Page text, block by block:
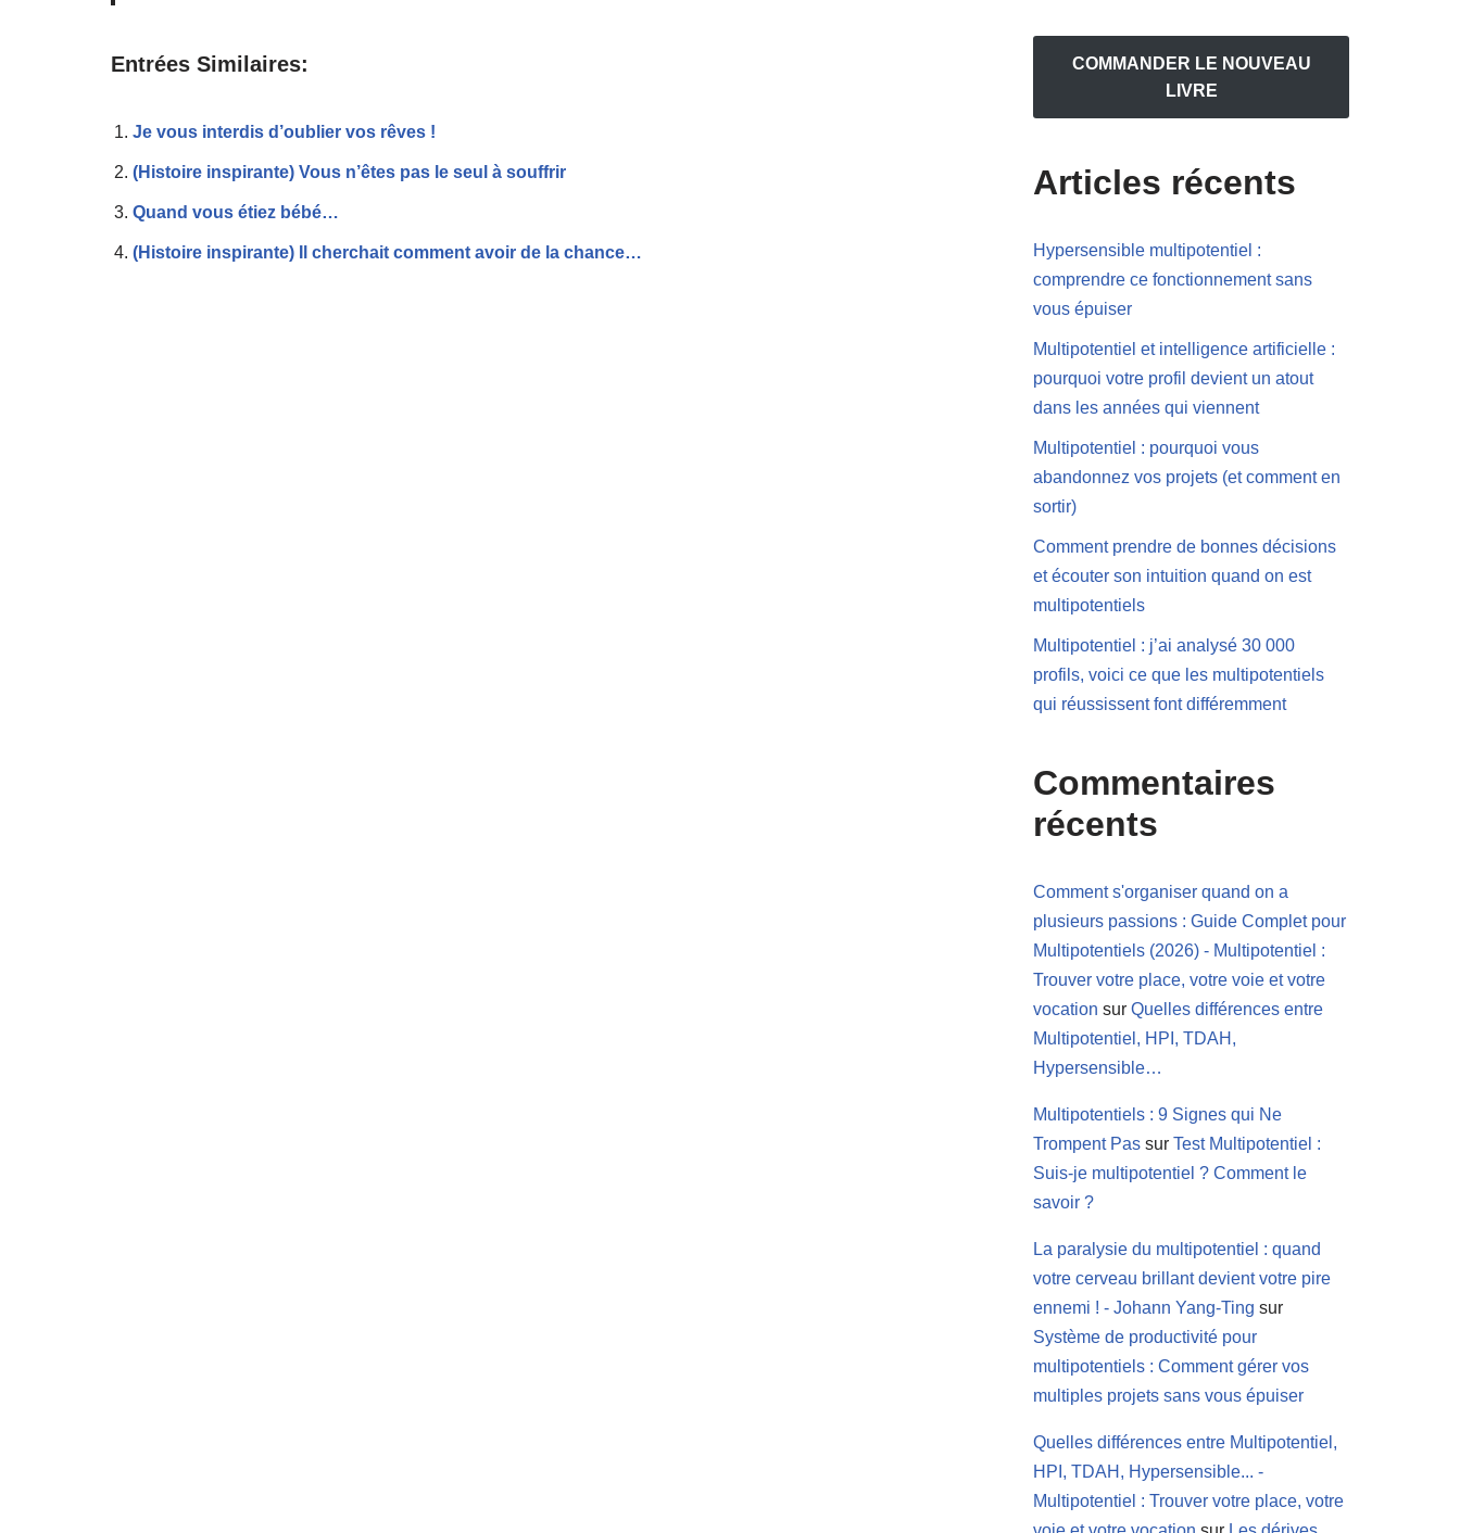
Entrées Similaires:
Je vous interdis d’oublier vos rêves !
(Histoire inspirante) Vous n’êtes pas le seul à souffrir
Quand vous étiez bébé…
(Histoire inspirante) Il cherchait comment avoir de la chance…
COMMANDER LE NOUVEAU
LIVRE
Articles récents
Hypersensible multipotentiel :
comprendre ce fonctionnement sans
vous épuiser
Multipotentiel et intelligence artificielle :
pourquoi votre profil devient un atout
dans les années qui viennent
Multipotentiel : pourquoi vous
abandonnez vos projets (et comment en
sortir)
Comment prendre de bonnes décisions
et écouter son intuition quand on est
multipotentiels
Multipotentiel : j’ai analysé 30 000
profils, voici ce que les multipotentiels
qui réussissent font différemment
Commentaires
récents
Comment s'organiser quand on a
plusieurs passions : Guide Complet pour
Multipotentiels (2026) - Multipotentiel :
Trouver votre place, votre voie et votre
vocation sur Quelles différences entre
Multipotentiel, HPI, TDAH,
Hypersensible…
Multipotentiels : 9 Signes qui Ne
Trompent Pas sur Test Multipotentiel :
Suis-je multipotentiel ? Comment le
savoir ?
La paralysie du multipotentiel : quand
votre cerveau brillant devient votre pire
ennemi ! - Johann Yang-Ting sur
Système de productivité pour
multipotentiels : Comment gérer vos
multiples projets sans vous épuiser
Quelles différences entre Multipotentiel,
HPI, TDAH, Hypersensible... -
Multipotentiel : Trouver votre place, votre